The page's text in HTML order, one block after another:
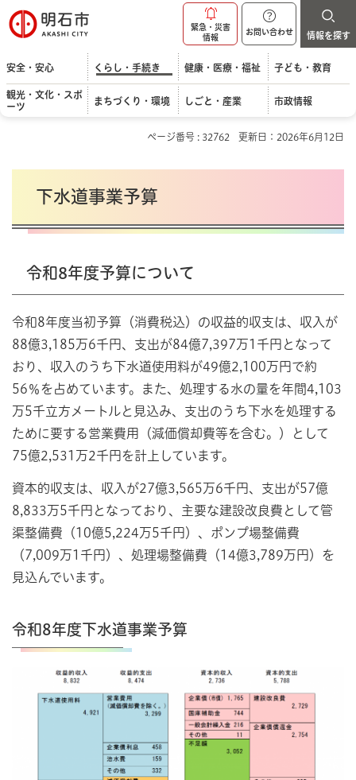
明石市
緊急・災害
情報
お問い合わせ 情報を探す
安全・安心 くらし・手続き 健康・医療・福祉 子ども・教育
観光・文化・スポ
ーツ
まちづくり・環境 しごと・産業 市政情報
ページ番号 : 32762 更新日：2026年6月12日
下水道事業予算
令和8年度予算について
令和8年度当初予算（消費税込）の収益的収支は、収入が
88億3,185万6千円、支出が84億7,397万1千円となって
おり、収入のうち下水道使用料が49億2,100万円で約
56％を占めています。また、処理する水の量を年間4,103
万5千立方メートルと見込み、支出のうち下水を処理する
ために要する営業費用（減価償却費等を含む。）として
75億2,531万2千円を計上しています。
資本的収支は、収入が27億3,565万6千円、支出が57億
8,833万5千円となっており、主要な建設改良費として管
渠整備費（10億5,224万5千円）、ポンプ場整備費
（7,009万1千円）、処理場整備費（14億3,789万円）を
見込んでいます。
令和8年度下水道事業予算